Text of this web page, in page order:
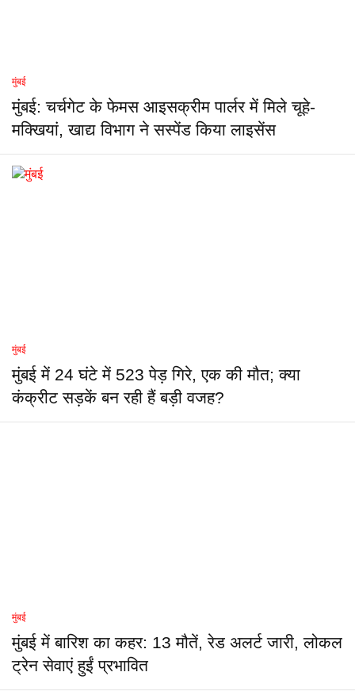
मुंबई
मुंबई: चर्चगेट के फेमस आइसक्रीम पार्लर में मिले चूहे-
मक्खियां, खाद्य विभाग ने सस्पेंड किया लाइसेंस
मुंबई
मुंबई में 24 घंटे में 523 पेड़ गिरे, एक की मौत; क्या
कंक्रीट सड़कें बन रही हैं बड़ी वजह?
मुंबई
मुंबई में बारिश का कहर: 13 मौतें, रेड अलर्ट जारी, लोकल
ट्रेन सेवाएं हुईं प्रभावित